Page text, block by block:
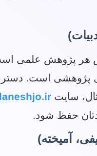
هر پژوهش علمی
است. دسترسی
سایت
حفظ شود.
آمیخته)